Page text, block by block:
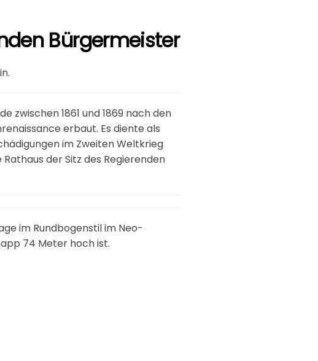
Bürgermeister
zwischen 1861 und 1869 nach den
erbaut. Es diente als
im Zweiten Weltkrieg
der Sitz des Regierenden
im Rundbogenstil im Neo-
74 Meter hoch ist.